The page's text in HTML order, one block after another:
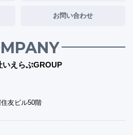
お問い合わせ
いえらぶGROUP
友ビル50階